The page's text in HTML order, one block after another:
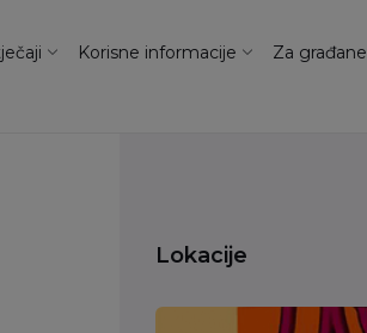
Korisne informacije Za građane
Lokacije